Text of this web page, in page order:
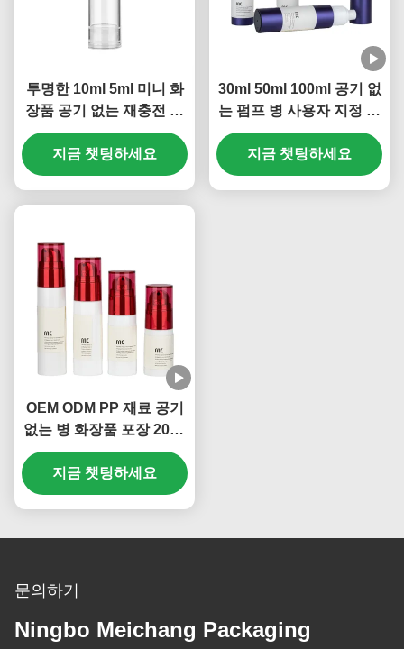
투명한 10ml 5ml 미니 화
장품 공기 없는 재충전 펌
프 병 OEM 브랜드 (MC-
229)
지금 챗팅하세요
30ml 50ml 100ml 공기 없
는 펌프 병 사용자 지정 로
고 누출 방지 구조 (MC-
233)
지금 챗팅하세요
OEM ODM PP 재료 공기
없는 병 화장품 포장 20ml
30ml 부피 (MC-214)
지금 챗팅하세요
문의하기
Ningbo Meichang Packaging